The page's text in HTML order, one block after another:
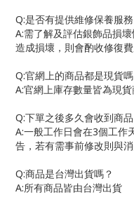
Q:是否有提供維修保養服務
A:需了解及評估銀飾品損
造成損壞，則會酌收修復
Q:官網上的商品都是現貨嗎
A:官網上庫存數量皆為現貨
Q:下單之後多久會收到商品
A:一般工作日會在3個工作
告，若有需事前修改則與
Q:商品是台灣出貨嗎？
A:所有商品皆由台灣出貨